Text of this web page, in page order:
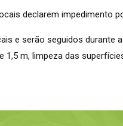
declarem impedimento
e serão seguidos durante
1,5 m, limpeza das